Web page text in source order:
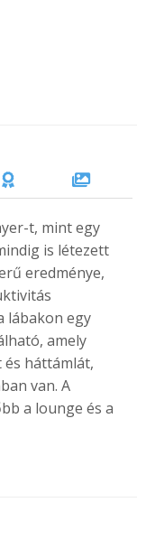
t, mint egy
is létezett
eredménye,
lábakon egy
amely
háttámlát,
van. A
a lounge és a